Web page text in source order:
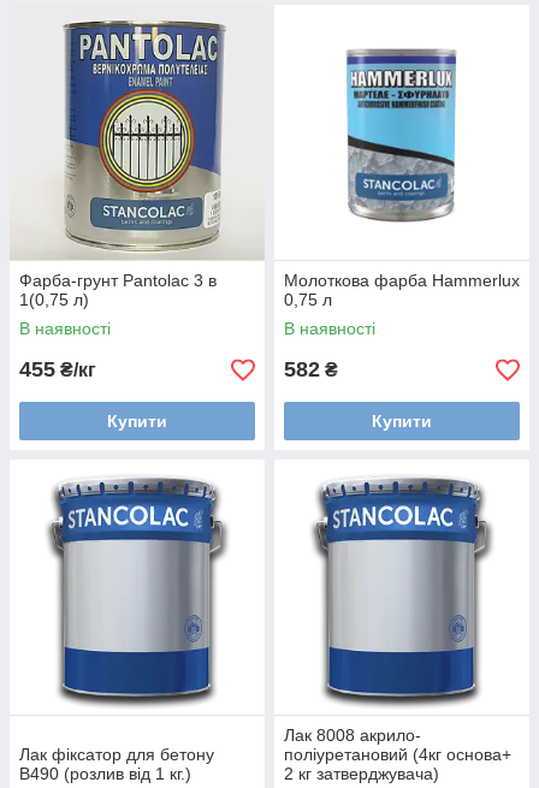
Фарба-грунт Pantolac 3 в
1(0,75 л)
В наявності
455 ₴/кг
Купити
Молоткова фарба Hammerlux
0,75 л
В наявності
582 ₴
Купити
Лак фіксатор для бетону
В490 (розлив від 1 кг.)
Лак 8008 акрило-
поліуретановий (4кг основа+
2 кг затверджувача)